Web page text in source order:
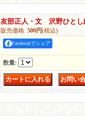
友部正人・文 沢野ひとし
販売価格: 500円(税込)
Facebookでシェア
数量: